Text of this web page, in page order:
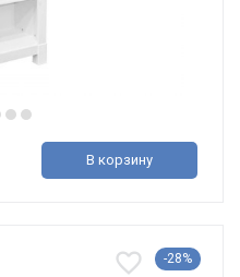
В корзину
-28%